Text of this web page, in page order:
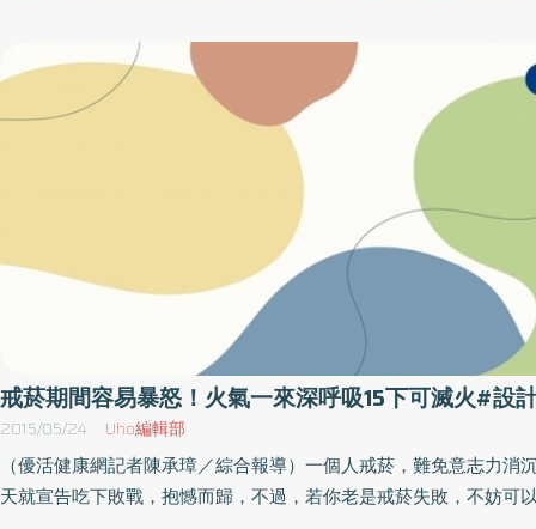
算想破了頭也找不到靈感，當你決定離開辦公室出去走走，往往會
邂逅讓你靈光一現的關鍵，這在心理學上稱為「意外
（serendipity）。好消息是，這樣的能力可以靠自己提升。比方
你希望自己比現在更出人頭地，那就穿上稍微高級一點西裝來上班
希望自己每天過得輕鬆愉快，那就試著穿著亮色系的服裝來工作，
幾天還看不出效果，但當你每天抱持著這樣的意識生活，那些你需
會被吸引過來，這和鏡像神經元法則一樣，是一種物以類聚的概念
量遠超過你想像忙碌的商務人士或大老闆，往往都把衣著打扮這件
形象顧問（造型師）解決，我並不建議這樣的做法。因為把服裝的
給別人打點，就等於放棄了自己在別人眼中形象的掌控權，連自己
控制不了，還談什麼未來目標？如果你非仰賴形象顧問不可，彼此
於溝通，把你想呈現的形象讓對方知道，而不是像個傻瓜一樣任人
文所討論的都是以「打點外型」（不論是自我意識或是他人眼光）
法，或許有人會對此質疑，因為並不是每個人的品味，都好到足以
扮適得其所。然而，請各位相信視覺的力量，只要平時多觀察成功
穿衣服，那些足以讓你突破困境的意外發現，就會在意想
戒菸期間容易暴怒！火氣一來深呼吸15下可滅火#設
2015/05/24 Uho編輯部
（優活健康網記者陳承璋／綜合報導）一個人戒菸，難免意志力消
天就宣告吃下敗戰，抱憾而歸，不過，若你老是戒菸失敗，不妨可